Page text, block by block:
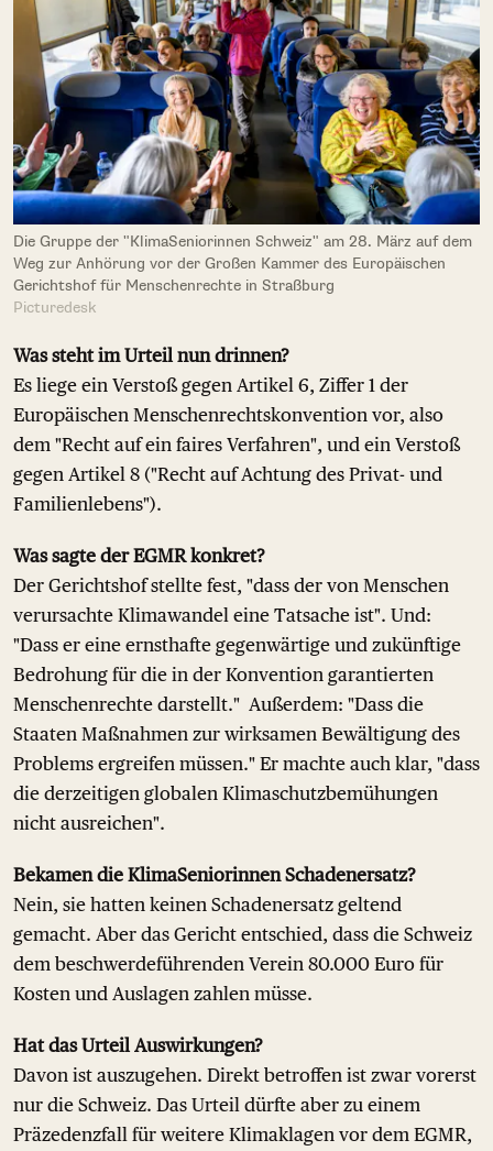
Die Gruppe der "KlimaSeniorinnen Schweiz" am 28. März auf dem
Weg zur Anhörung vor der Großen Kammer des Europäischen
Gerichtshof für Menschenrechte in Straßburg
Picturedesk
Was steht im Urteil nun drinnen?
Es liege ein Verstoß gegen Artikel 6, Ziffer 1 der
Europäischen Menschenrechtskonvention vor, also
dem "Recht auf ein faires Verfahren", und ein Verstoß
gegen Artikel 8 ("Recht auf Achtung des Privat- und
Familienlebens").
Was sagte der EGMR konkret?
Der Gerichtshof stellte fest, "dass der von Menschen
verursachte Klimawandel eine Tatsache ist". Und:
"Dass er eine ernsthafte gegenwärtige und zukünftige
Bedrohung für die in der Konvention garantierten
Menschenrechte darstellt." Außerdem: "Dass die
Staaten Maßnahmen zur wirksamen Bewältigung des
Problems ergreifen müssen." Er machte auch klar, "dass
die derzeitigen globalen Klimaschutzbemühungen
nicht ausreichen".
Bekamen die KlimaSeniorinnen Schadenersatz?
Nein, sie hatten keinen Schadenersatz geltend
gemacht. Aber das Gericht entschied, dass die Schweiz
dem beschwerdeführenden Verein 80.000 Euro für
Kosten und Auslagen zahlen müsse.
Hat das Urteil Auswirkungen?
Davon ist auszugehen. Direkt betroffen ist zwar vorerst
nur die Schweiz. Das Urteil dürfte aber zu einem
Präzedenzfall für weitere Klimaklagen vor dem EGMR,